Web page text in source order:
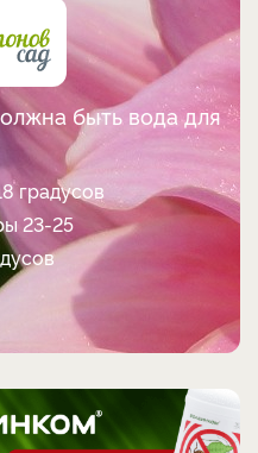
быть вода для
градусов
23-25